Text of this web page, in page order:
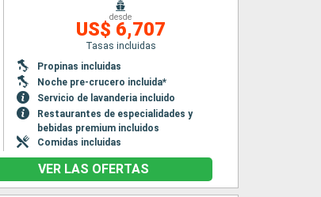
desde
US$ 6,707
Tasas incluidas
Propinas incluidas
Noche pre-crucero incluida*
Servicio de lavanderia incluido
Restaurantes de especialidades y
bebidas premium incluidos
Comidas incluidas
VER LAS OFERTAS